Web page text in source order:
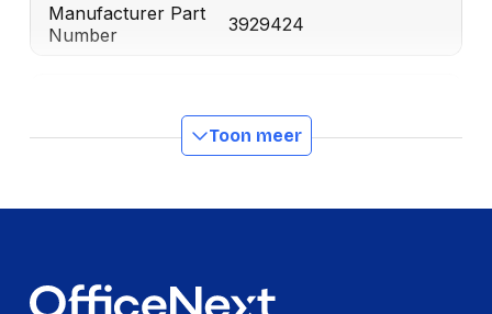
Manufacturer Part
Number
3929424
Lengte
110 mm
Toon meer